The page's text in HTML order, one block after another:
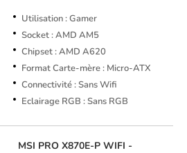
Utilisation : Gamer
Socket : AMD AM5
Chipset : AMD A620
Format Carte-mère : Micro-ATX
Connectivité : Sans Wifi
Eclairage RGB : Sans RGB
MSI PRO X870E-P WIFI -